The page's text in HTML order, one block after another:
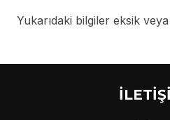
Yukarıdaki bilgiler eksik